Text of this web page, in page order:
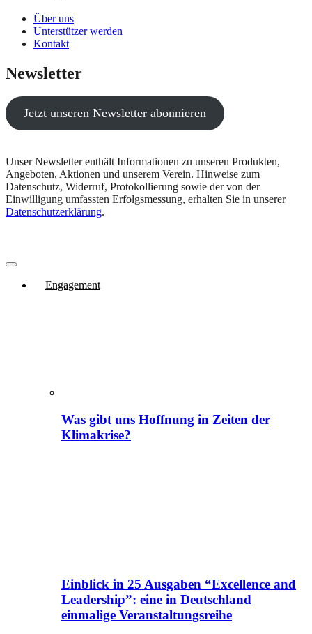
Über uns
Unterstützer werden
Kontakt
Newsletter
Jetzt unseren Newsletter abonnieren
Unser Newsletter enthält Informationen zu unseren Produkten,
Angeboten, Aktionen und unserem Verein. Hinweise zum
Datenschutz, Widerruf, Protokollierung sowie der von der
Einwilligung umfassten Erfolgsmessung, erhalten Sie in unserer
Datenschutzerklärung.
Engagement
Was gibt uns Hoffnung in Zeiten der
Klimakrise?
Einblick in 25 Ausgaben “Excellence and
Leadership”: eine in Deutschland
einmalige Veranstaltungsreihe